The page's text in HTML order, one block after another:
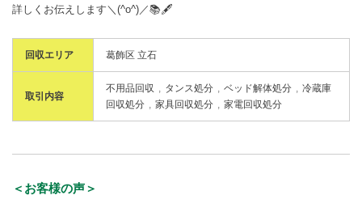
詳しくお伝えします＼(^o^)／📚🖋️
回収エリア 葛飾区 立石
取引内容
不用品回収 タンス処分 ベッド解体処分
冷蔵庫
回収処分
家具回収処分 家電回収処分
＜お客様の声＞